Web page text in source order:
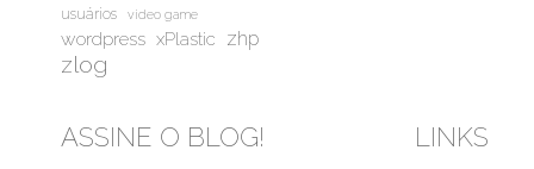
usuários video game
wordpress xPlastic zhp
zlog
ASSINE O BLOG! LINKS